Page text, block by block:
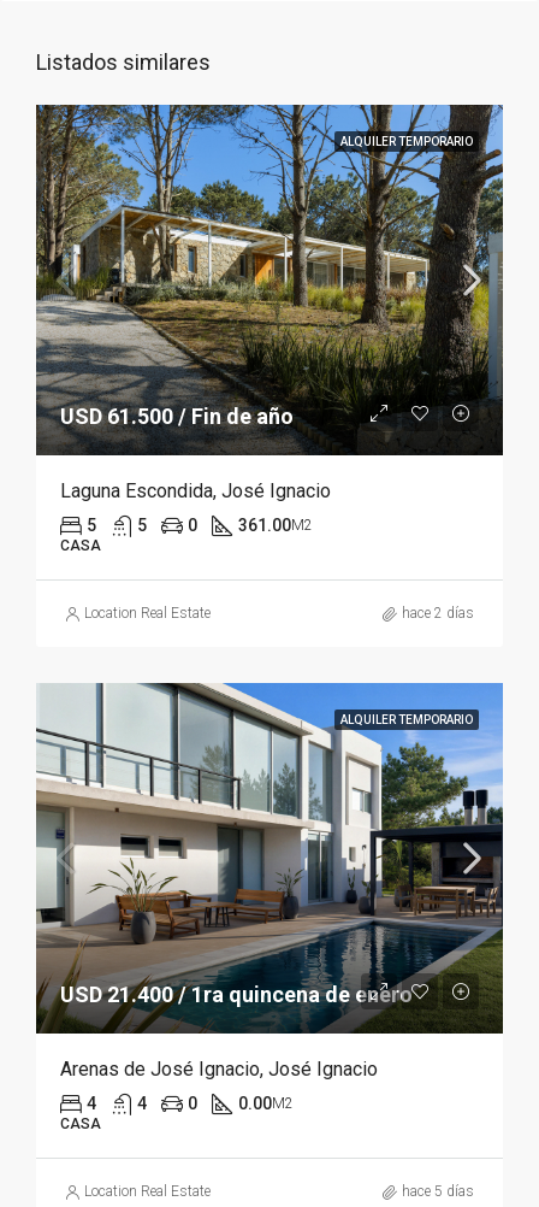
Listados similares
ALQUILER TEMPORARIO
USD 61.500 / Fin de año
Laguna Escondida, José Ignacio
5 5 0 361.00M2
CASA
Location Real Estate hace 2 días
ALQUILER TEMPORARIO
USD 21.400 / 1ra quincena de enero
Arenas de José Ignacio, José Ignacio
4 4 0 0.00M2
CASA
Location Real Estate hace 5 días